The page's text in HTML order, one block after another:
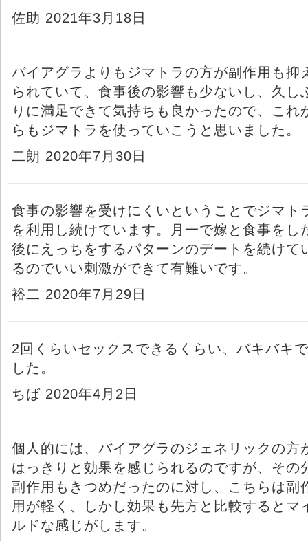
佐助 2021年3月18日
バイアグラよりもジマトラの方が副作用も抑
られていて、食事後の影響も少ないし、久し
りに満足できて気持ちも良かったので、これ
らもジマトラを使っていこうと思いました。
二朗 2020年7月30日
食事の影響を受けにくいということでジマト
を利用し続けています。月一で嫁と食事をし
後にえっちをするパターンのデートを続けて
るのでいい刺激ができて有難いです。
裕二 2020年7月29日
2回くらいセックスできるくらい、バキバキで
した。
ちば 2020年4月2日
個人的には、バイアグラのジェネリックの方
はっきりと効果を感じられるのですが、その
副作用もきつめだったのに対し、こちらは副
用が軽く、しかし効果も先方と比較するとマ
ルドな感じがします。